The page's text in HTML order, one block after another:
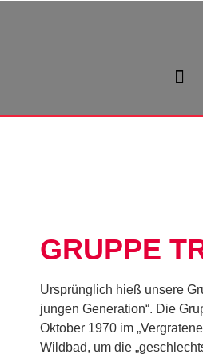
GRUPPE
Ursprünglich hieß unsere
jungen Generation“. Die
Oktober 1970 im
Wildbad, um die